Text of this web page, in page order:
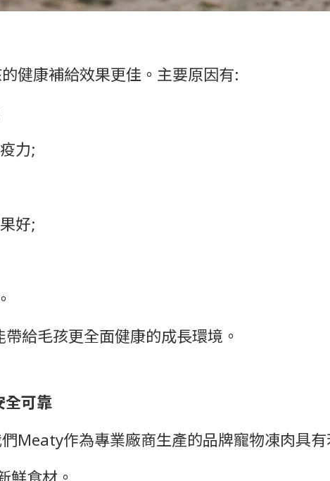
健康補給效果更佳。主要原因有:
力;
好;
給毛孩更全面健康的成長環境。
可靠
Meaty作為專業廠商生產的品牌寵物凍肉具
鮮食材。